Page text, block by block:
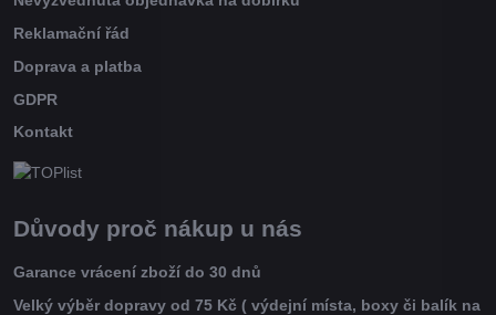
Reklamační řád
Doprava a platba
GDPR
Kontakt
Důvody proč nákup u nás
Garance vrácení zboží do 30 dnů
Velký výběr dopravy od 75 Kč ( výdejní místa, boxy či balík na